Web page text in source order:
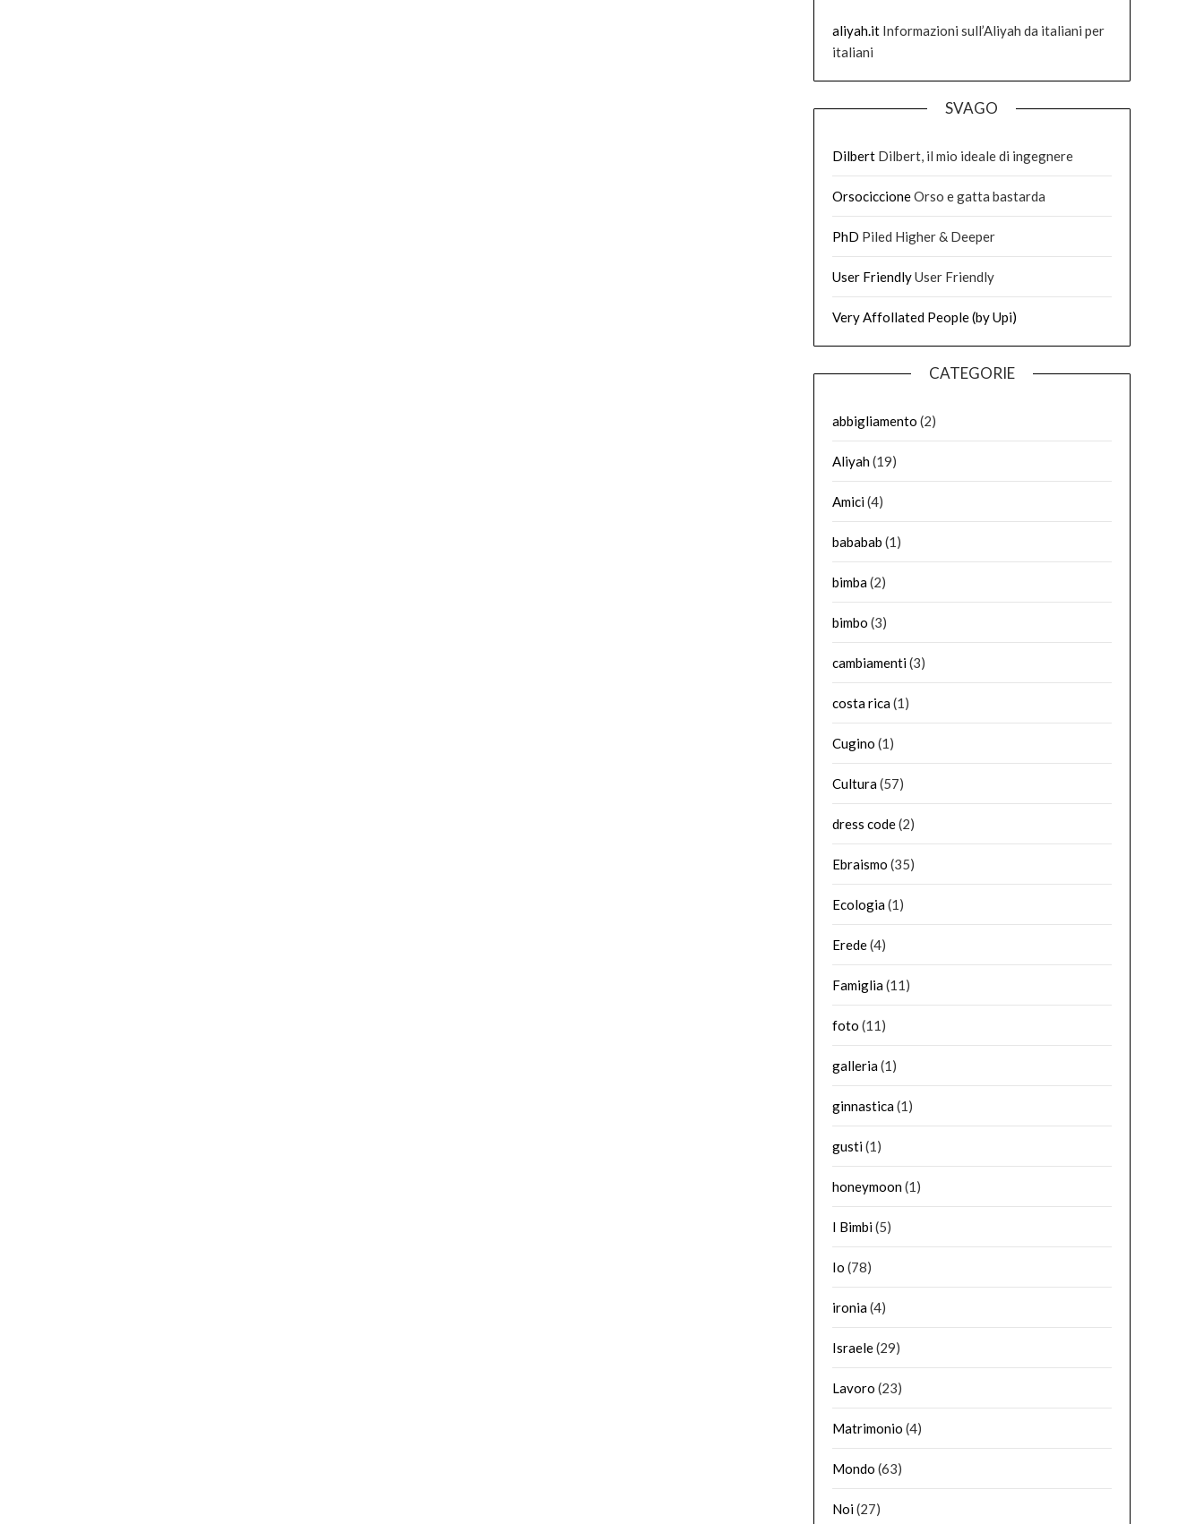
aliyah.itInformazioni sull’Aliyah da italiani per
italiani
SVAGO
DilbertDilbert, il mio ideale di ingegnere
OrsociccioneOrso e gatta bastarda
PhD Piled Higher & Deeper
User FriendlyUser Friendly
Very Affollated People (by Upi)
CATEGORIE
abbigliamento (2)
Aliyah(19)
Amici(4)
bababab (1)
bimba(2)
bimbo (3)
cambiamenti(3)
costa rica(1)
Cugino (1)
Cultura(57)
dress code(2)
Ebraismo (35)
Ecologia(1)
Erede(4)
Famiglia(11)
foto (11)
galleria(1)
ginnastica(1)
gusti(1)
honeymoon(1)
I Bimbi(5)
Io (78)
ironia(4)
Israele(29)
Lavoro (23)
Matrimonio (4)
Mondo (63)
Noi(27)